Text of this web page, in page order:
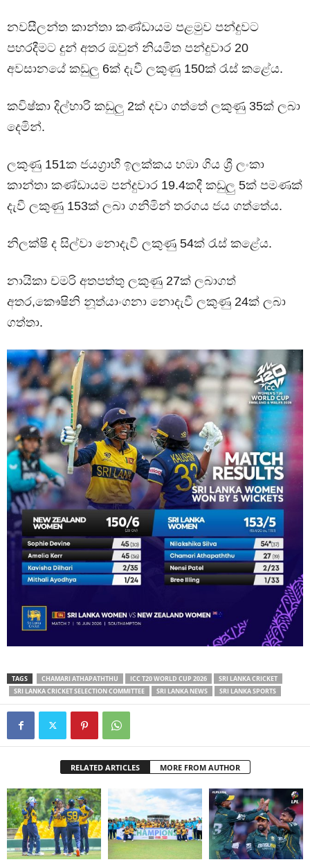
නවසීලන්ත කාන්තා කණ්ඩායම පළමුව පන්දුවට
පහරදීමට දුන් අතර ඔවුන් නියමිත පන්දුවාර 20
අවසානයේ කඩුලු 6ක් දැවී ලකුණු 150ක් රැස් කළේය.
කවිෂ්කා දිල්හාරි කඩුලු 2ක් දවා ගත්තේ ලකුණු 35ක් ලබා
දෙමින්.
ලකුණු 151ක ජයග්‍රාහී ඉලක්කය හඹා ගිය ශ්‍රී ලංකා
කාන්තා කණ්ඩායම පන්දුවාර 19.4කදී කඩුලු 5ක් පමණක්
දැවී ලකුණු 153ක් ලබා ගනිමින් තරගය ජය ගත්තේය.
නිලක්ෂි ද සිල්වා නොදැවී ලකුණු 54ක් රැස් කළේය.
නායිකා චමරි අතපත්තු ලකුණු 27ක් ලබාගත්
අතර,කෞෂිනි නූත්යාංගනා නොදැවී ලකුණු 24ක් ලබා
ගත්තා.
TAGS CHAMARI ATHAPATHTHU ICC T20 WORLD CUP 2026
SRI LANKA CRICKET
SRI LANKA CRICKET SELECTION COMMITTEE
SRI LANKA NEWS SRI LANKA SPORTS
RELATED ARTICLES MORE FROM AUTHOR